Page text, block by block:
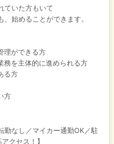
ていた方もいて
始めることができます。
理ができる方
を主体的に進められる方
る方
方
勤なし／マイカー通勤OK／駐
クセス！】